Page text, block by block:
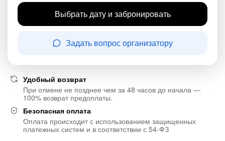
Выбрать дату и забронировать
Задать вопрос организатору
Удобный возврат
При отмене не позднее чем за 48 часов до начала —
100% возврат предоплаты.
Безопасная оплата
Оплата происходит с использованием защищенных
платежных систем и в соответствии с 54-ФЗ